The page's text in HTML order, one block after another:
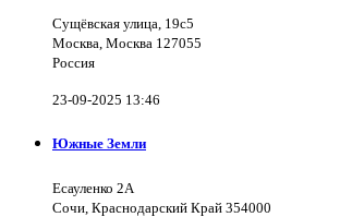
Сущёвская улица, 19с5
Москва, Москва 127055
Россия
23-09-2025 13:46
Южные Земли
Есауленко 2А
Сочи, Краснодарский Край 354000